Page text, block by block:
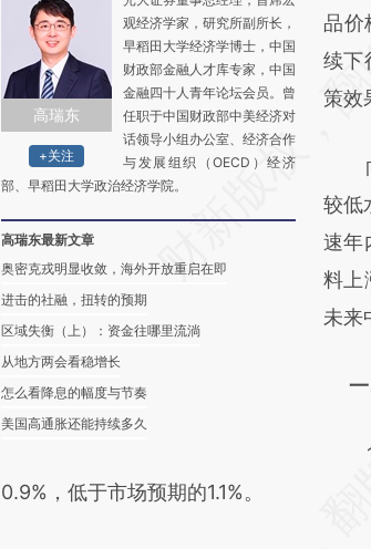
高瑞东
+关注
观经济学家，研究所副所长，
早稻田大学经济学博士，中国
财政部金融人才库专家，中国
金融四十人青年论坛会员。曾
任职于中国财政部中美经济对
话领导小组办公室、经济合作
与发展组织（OECD）经济
部、早稻田大学政治经济学院。
高瑞东最新文章
奥密克戎明显收敛，海外开放重启在即
进击的社融，扭转的预期
区域失衡（上）：资金往哪里流淌
从地方两会看稳增长
怎么看降息的幅度与节奏
美国高通胀还能持续多久
新
对和
品价
续下
策效
向
较低
速年
料上
未来
1
0.9%，低于市场预期的1.1%。